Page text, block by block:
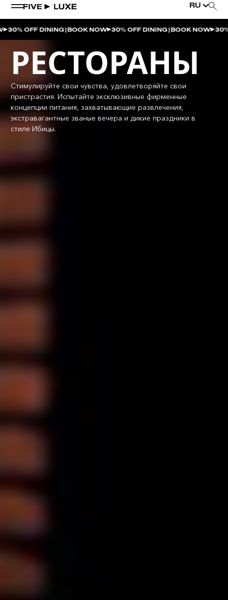
RU
OFF DINING| BOOK NOW 30% OFF DINING| BOOK NOW 30%
РЕСТОРАНЫ
Стимулируйте свои чувства, удовлетворяйте свои
пристрастия. Испытайте эксклюзивные фирменные
концепции питания, захватывающие развлечения,
экстравагантные званые вечера и дикие праздники в
стиле Ибицы.